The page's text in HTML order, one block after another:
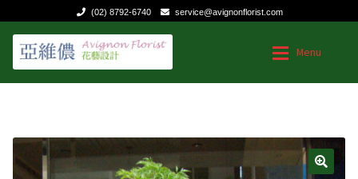
(02) 8792-6740 service@avignonflorist.com
跳
至
導
跳
至
主
容
Menu
用途和節日
用途和節日